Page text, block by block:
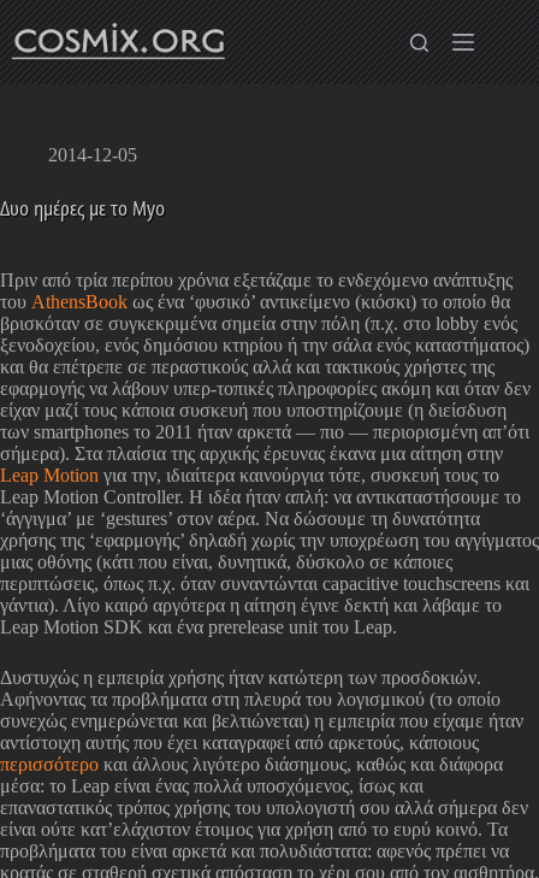
content
2014-12-05
Δυο ημέρες με το Myo
Πριν από τρία περίπου χρόνια εξετάζαμε το ενδεχόμενο ανάπτυξης
του AthensBook ως ένα ‘φυσικό’ αντικείμενο (κιόσκι) το οποίο θα
βρισκόταν σε συγκεκριμένα σημεία στην πόλη (π.χ. στο lobby ενός
ξενοδοχείου, ενός δημόσιου κτηρίου ή την σάλα ενός καταστήματος)
και θα επέτρεπε σε περαστικούς αλλά και τακτικούς χρήστες της
εφαρμογής να λάβουν υπερ-τοπικές πληροφορίες ακόμη και όταν δεν
είχαν μαζί τους κάποια συσκευή που υποστηρίζουμε (η διείσδυση
των smartphones το 2011 ήταν αρκετά — πιο — περιορισμένη απ’ότι
σήμερα). Στα πλαίσια της αρχικής έρευνας έκανα μια αίτηση στην
Leap Motion για την, ιδιαίτερα καινούργια τότε, συσκευή τους το
Leap Motion Controller. Η ιδέα ήταν απλή: να αντικαταστήσουμε το
‘άγγιγμα’ με ‘gestures’ στον αέρα. Να δώσουμε τη δυνατότητα
χρήσης της ‘εφαρμογής’ δηλαδή χωρίς την υποχρέωση του αγγίγματος
μιας οθόνης (κάτι που είναι, δυνητικά, δύσκολο σε κάποιες
περιπτώσεις, όπως π.χ. όταν συναντώνται capacitive touchscreens και
γάντια). Λίγο καιρό αργότερα η αίτηση έγινε δεκτή και λάβαμε το
Leap Motion SDK και ένα prerelease unit του Leap.
Δυστυχώς η εμπειρία χρήσης ήταν κατώτερη των προσδοκιών.
Αφήνοντας τα προβλήματα στη πλευρά του λογισμικού (το οποίο
συνεχώς ενημερώνεται και βελτιώνεται) η εμπειρία που είχαμε ήταν
αντίστοιχη αυτής που έχει καταγραφεί από αρκετούς, κάποιους
περισσότερο και άλλους λιγότερο διάσημους, καθώς και διάφορα
μέσα: το Leap είναι ένας πολλά υποσχόμενος, ίσως και
επαναστατικός τρόπος χρήσης του υπολογιστή σου αλλά σήμερα δεν
είναι ούτε κατ’ελάχιστον έτοιμος για χρήση από το ευρύ κοινό. Τα
προβλήματα του είναι αρκετά και πολυδιάστατα: αφενός πρέπει να
κρατάς σε σταθερή σχετικά απόσταση το χέρι σου από τον αισθητήρα.